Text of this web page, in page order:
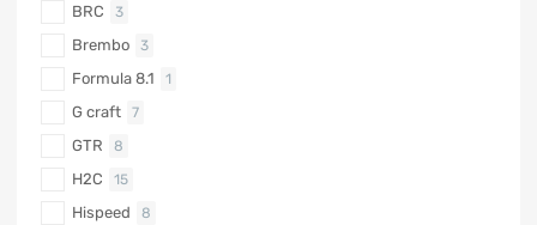
BRC 3
Brembo 3
Formula 8.1 1
G craft 7
GTR 8
H2C 15
Hispeed 8